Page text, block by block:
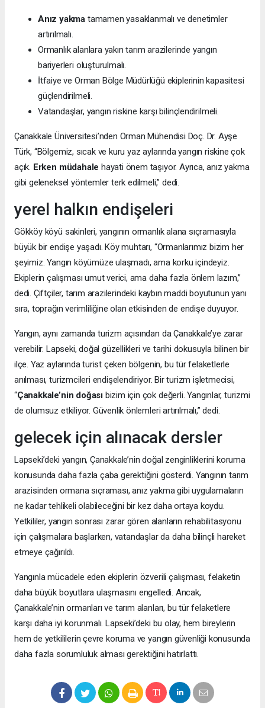
Anız yakma tamamen yasaklanmalı ve denetimler
artırılmalı.
Ormanlık alanlara yakın tarım arazilerinde yangın
bariyerleri oluşturulmalı.
İtfaiye ve Orman Bölge Müdürlüğü ekiplerinin kapasitesi
güçlendirilmeli.
Vatandaşlar, yangın riskine karşı bilinçlendirilmeli.
Çanakkale Üniversitesi’nden Orman Mühendisi Doç. Dr. Ayşe
Türk, “Bölgemiz, sıcak ve kuru yaz aylarında yangın riskine çok
açık. Erken müdahale hayati önem taşıyor. Ayrıca, anız yakma
gibi geleneksel yöntemler terk edilmeli,” dedi.
yerel halkın endişeleri
Gökköy köyü sakinleri, yangının ormanlık alana sıçramasıyla
büyük bir endişe yaşadı. Köy muhtarı, “Ormanlarımız bizim her
şeyimiz. Yangın köyümüze ulaşmadı, ama korku içindeyiz.
Ekiplerin çalışması umut verici, ama daha fazla önlem lazım,”
dedi. Çiftçiler, tarım arazilerindeki kaybın maddi boyutunun yanı
sıra, toprağın verimliliğine olan etkisinden de endişe duyuyor.
Yangın, aynı zamanda turizm açısından da Çanakkale’ye zarar
verebilir. Lapseki, doğal güzellikleri ve tarihi dokusuyla bilinen bir
ilçe. Yaz aylarında turist çeken bölgenin, bu tür felaketlerle
anılması, turizmcileri endişelendiriyor. Bir turizm işletmecisi,
“Çanakkale’nin doğasıbizim için çok değerli. Yangınlar, turizmi
de olumsuz etkiliyor. Güvenlik önlemleri artırılmalı,” dedi.
gelecek için alınacak dersler
Lapseki’deki yangın, Çanakkale’nin doğal zenginliklerini koruma
konusunda daha fazla çaba gerektiğini gösterdi. Yangının tarım
arazisinden ormana sıçraması, anız yakma gibi uygulamaların
ne kadar tehlikeli olabileceğini bir kez daha ortaya koydu.
Yetkililer, yangın sonrası zarar gören alanların rehabilitasyonu
için çalışmalara başlarken, vatandaşlar da daha bilinçli hareket
etmeye çağırıldı.
Yangınla mücadele eden ekiplerin özverili çalışması, felaketin
daha büyük boyutlara ulaşmasını engelledi. Ancak,
Çanakkale’nin ormanları ve tarım alanları, bu tür felaketlere
karşı daha iyi korunmalı. Lapseki’deki bu olay, hem bireylerin
hem de yetkililerin çevre koruma ve yangın güvenliği konusunda
daha fazla sorumluluk alması gerektiğini hatırlattı.